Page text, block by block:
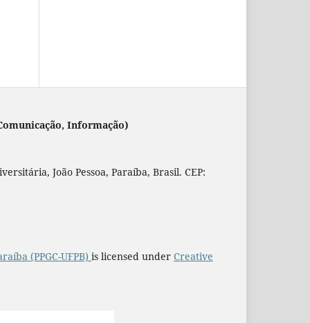
Informação)
João Pessoa, Paraíba, Brasil. CEP:
(PPGC-UFPB) is licensed under Creative